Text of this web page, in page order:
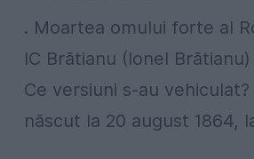
. Moartea omului forte al
IC Brătianu (Ionel
Ce versiuni s-au
născut la 20 august 1864,